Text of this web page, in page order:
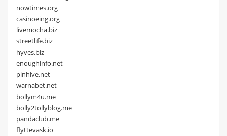
nowtimes.org
casinoeing.org
livemocha.biz
streetlife.biz
hyves.biz
enoughinfo.net
pinhive.net
warnabet.net
bollym4u.me
bolly2tollyblog.me
pandaclub.me
flyttevask.io